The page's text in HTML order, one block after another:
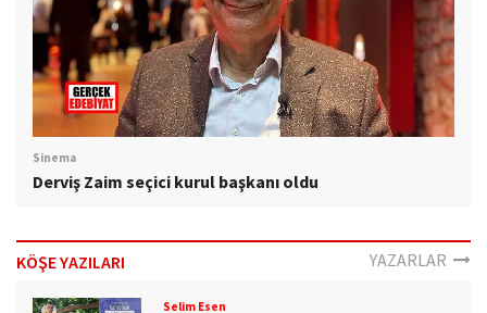
Sinema
Derviş Zaim seçici kurul başkanı oldu
KÖŞE YAZILARI YAZARLAR
Selim Esen